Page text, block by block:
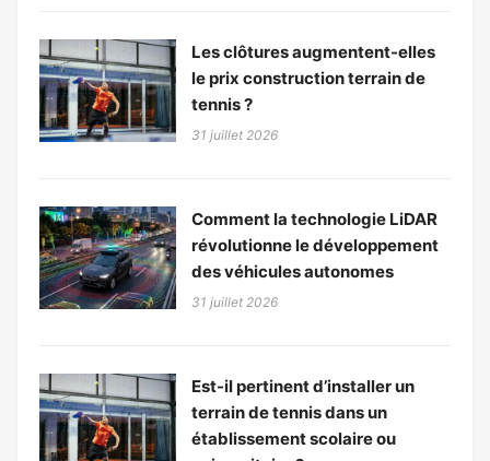
Les clôtures augmentent-elles
le prix construction terrain de
tennis ?
31 juillet 2026
Comment la technologie LiDAR
révolutionne le développement
des véhicules autonomes
31 juillet 2026
Est-il pertinent d’installer un
terrain de tennis dans un
établissement scolaire ou